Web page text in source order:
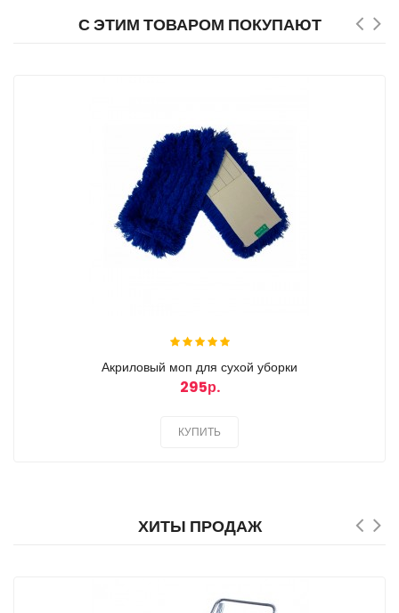
С ЭТИМ ТОВАРОМ ПОКУПАЮТ
Акриловый моп для сухой уборки
295р.
КУПИТЬ
ХИТЫ ПРОДАЖ